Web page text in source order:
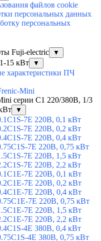
файлов cookie
персональных данных
персональных
Fuji-electric ▼
15 кВт ▼
характеристики ПЧ
Mini
серии C1 220/380В, 1/3
▼
7E 220В, 0,1 кВт
7E 220В, 0,2 кВт
7E 220В, 0,4 кВт
7E 220В, 0,75 кВт
7E 220В, 1,5 кВт
7E 220В, 2,2 кВт
7E 220В, 0,1 кВт
7E 220В, 0,2 кВт
7E 220В, 0,4 кВт
7E 220В, 0,75 кВт
7E 220В, 1,5 кВт
7E 220В, 2,2 кВт
4E 380В, 0,4 кВт
4E 380В, 0,75 кВт